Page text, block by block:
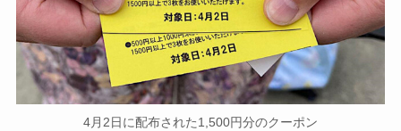
4月2日に配布された1,500円分のクーポン